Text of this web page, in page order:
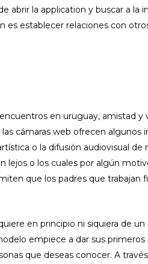
abrir la application y buscar a la
es establecer relaciones con
en uruguay, amistad y
cámaras web ofrecen algunos
o la difusión audiovisual de
lejos o los cuales por algún
que los padres que trabajan
en principio ni siquiera de un
empiece a dar sus primeros
que deseas conocer. A